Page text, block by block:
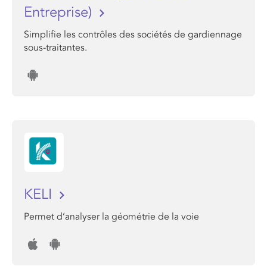
Entreprise)
Simplifie les contrôles des sociétés de gardiennage
sous-traitantes.
KELI
Permet d’analyser la géométrie de la voie